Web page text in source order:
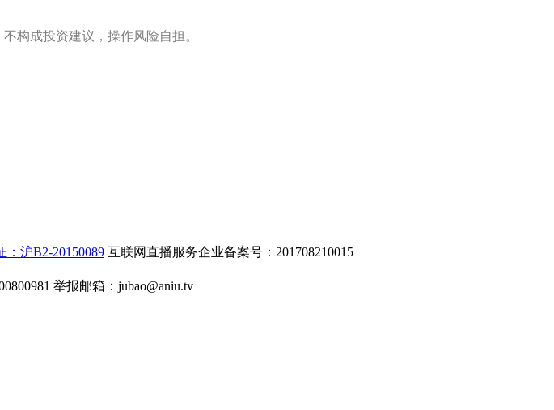
构成投资建议，操作风险自担。
：沪B2-20150089 互联网直播服务企业备案号：201708210015
举报邮箱： jubao@aniu.tv